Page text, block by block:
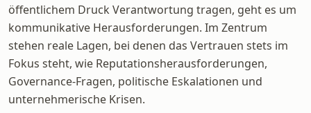
öffentlichem Druck Verantwortung tragen, geht es um
kommunikative Herausforderungen. Im Zentrum
stehen reale Lagen, bei denen das Vertrauen stets im
Fokus steht, wie Reputationsherausforderungen,
Governance-Fragen, politische Eskalationen und
unternehmerische Krisen.